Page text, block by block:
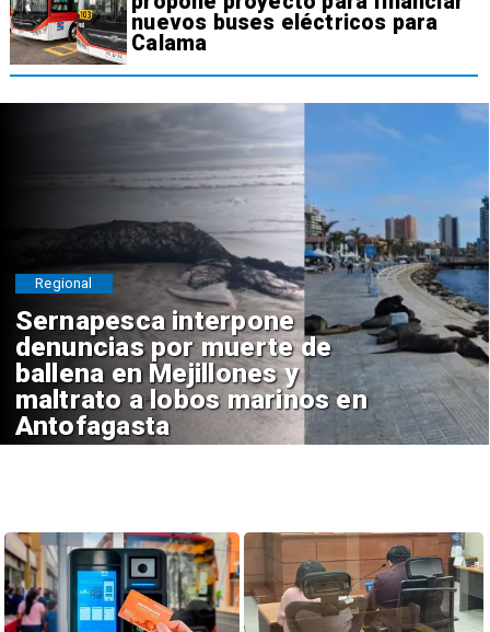
nuevos buses eléctricos para
Calama
Sernapesca interpone
denuncias por muerte de
ballena en Mejillones y
maltrato a lobos marinos en
Antofagasta
Regional